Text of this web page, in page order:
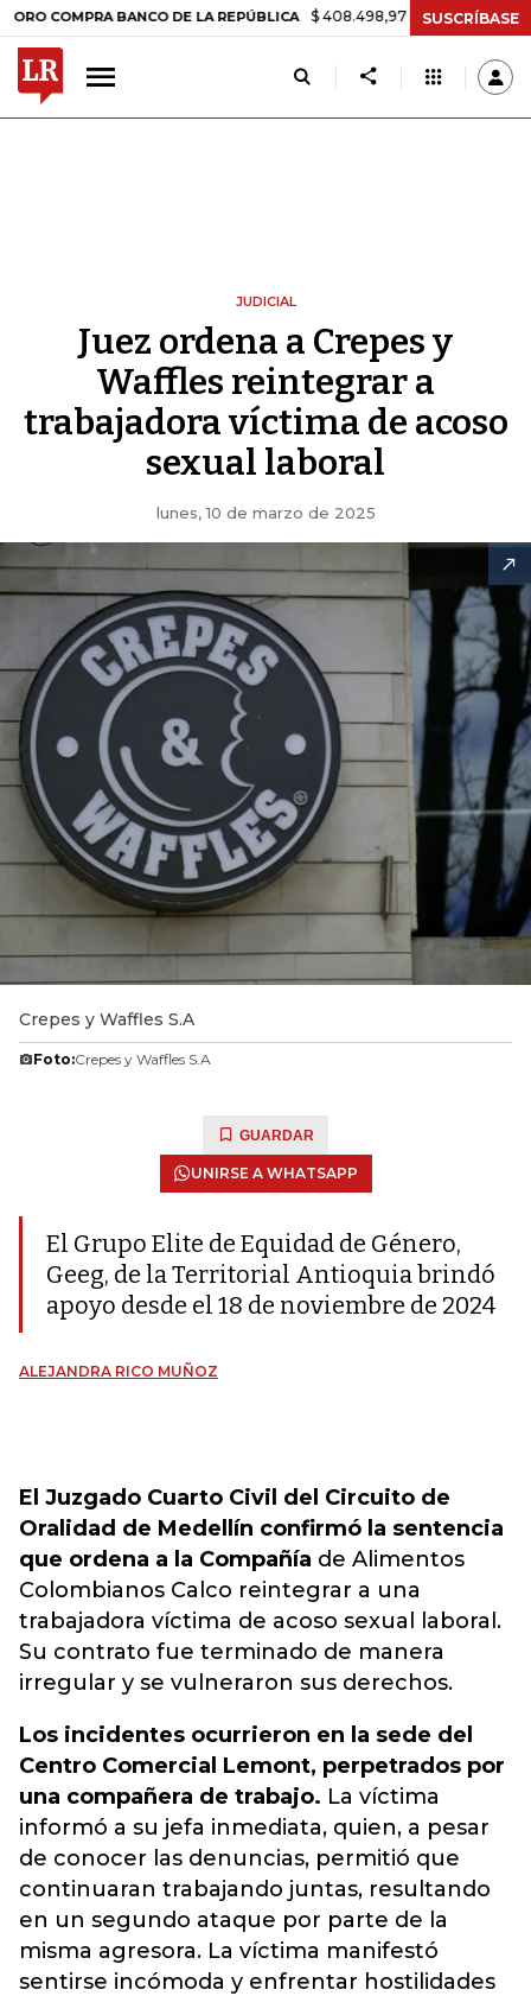
BANCO DE LA REPÚBLICA $ 408.498,97 +$ 8.753,81 +2,19%
SUSCRÍBASE
JUDICIAL
Juez ordena a Crepes y
Waffles reintegrar a
trabajadora víctima de acoso
sexual laboral
lunes, 10 de marzo de 2025
Crepes y Waffles S.A
Foto:Crepes y Waffles S.A
GUARDAR
UNIRSE A WHATSAPP
El Grupo Elite de Equidad de Género,
Geeg, de la Territorial Antioquia brindó
apoyo desde el 18 de noviembre de 2024
ALEJANDRA RICO MUÑOZ
El Juzgado Cuarto Civil del Circuito de
Oralidad de Medellín confirmó la sentencia
que ordena a la Compañía de Alimentos
Colombianos Calco reintegrar a una
trabajadora víctima de acoso sexual laboral.
Su contrato fue terminado de manera
irregular y se vulneraron sus derechos.
Los incidentes ocurrieron en la sede del
Centro Comercial Lemont, perpetrados por
una compañera de trabajo. La víctima
informó a su jefa inmediata, quien, a pesar
de conocer las denuncias, permitió que
continuaran trabajando juntas, resultando
en un segundo ataque por parte de la
misma agresora. La víctima manifestó
sentirse incómoda y enfrentar hostilidades